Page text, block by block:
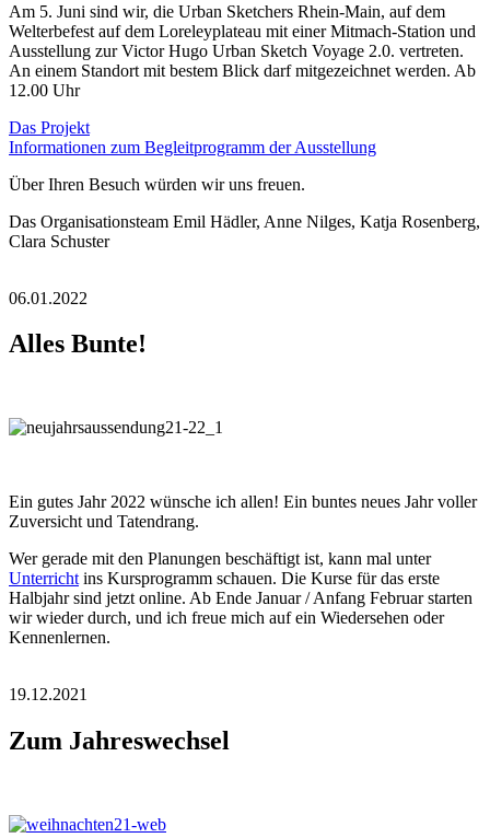
Am 5. Juni sind wir, die Urban Sketchers Rhein-Main, auf dem
Welterbefest auf dem Loreleyplateau mit einer Mitmach-Station und
Ausstellung zur Victor Hugo Urban Sketch Voyage 2.0. vertreten.
An einem Standort mit bestem Blick darf mitgezeichnet werden. Ab
12.00 Uhr
Das Projekt
Informationen zum Begleitprogramm der Ausstellung
Über Ihren Besuch würden wir uns freuen.
Das Organisationsteam Emil Hädler, Anne Nilges, Katja Rosenberg,
Clara Schuster
06.01.2022
Alles Bunte!
Ein gutes Jahr 2022 wünsche ich allen! Ein buntes neues Jahr voller
Zuversicht und Tatendrang.
Wer gerade mit den Planungen beschäftigt ist, kann mal unter
Unterricht ins Kursprogramm schauen. Die Kurse für das erste
Halbjahr sind jetzt online. Ab Ende Januar / Anfang Februar starten
wir wieder durch, und ich freue mich auf ein Wiedersehen oder
Kennenlernen.
19.12.2021
Zum Jahreswechsel